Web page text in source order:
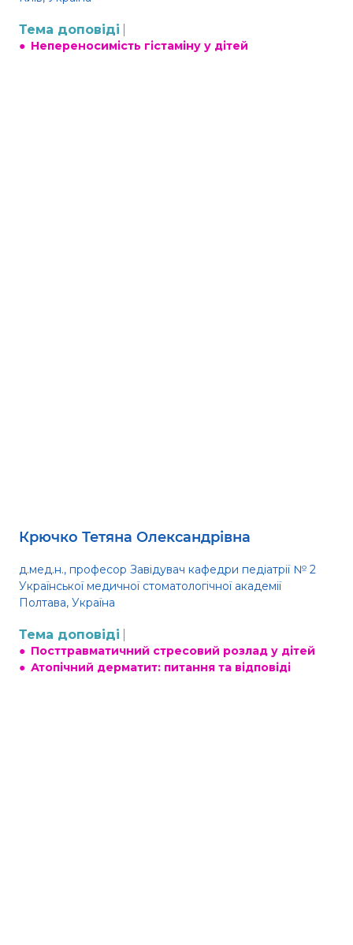
Тема доповіді
● Непереносимість гістаміну у дітей
Крючко Тетяна Олександрівна
д.мед.н., професор Завідувач кафедри педіатрії № 2
Української медичної стоматологічної академії
Полтава, Україна
Тема доповіді
● Посттравматичний стресовий розлад у дітей
● Атопічний дерматит: питання та відповіді